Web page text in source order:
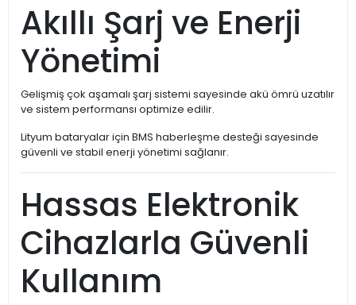
Akıllı Şarj ve Enerji
Yönetimi
Gelişmiş çok aşamalı şarj sistemi sayesinde akü ömrü uzatılır
ve sistem performansı optimize edilir.
Lityum bataryalar için BMS haberleşme desteği sayesinde
güvenli ve stabil enerji yönetimi sağlanır.
Hassas Elektronik
Cihazlarla Güvenli
Kullanım